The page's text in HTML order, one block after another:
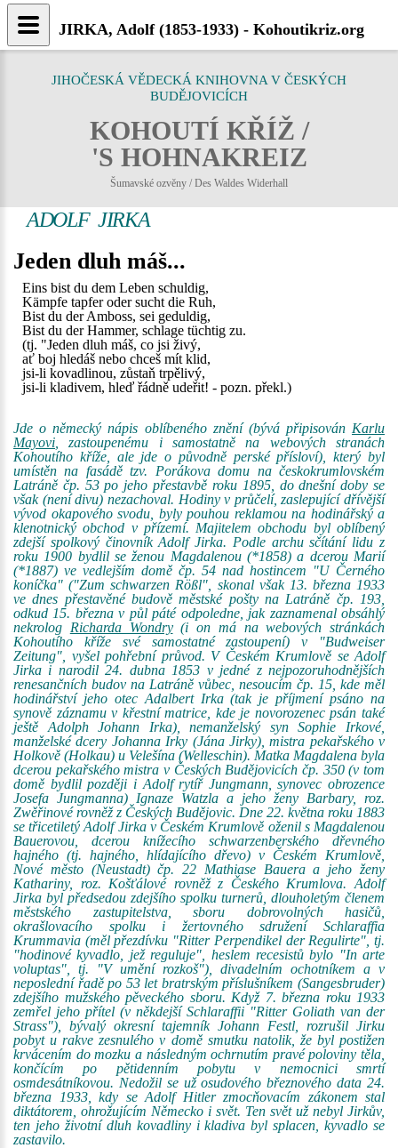
JIHOČESKÁ VĚDECKÁ KNIHOVNA V ČESKÝCH
BUDĚJOVICÍCH
KOHOUTÍ KŘÍŽ /
'S HOHNAKREIZ
Šumavské ozvěny / Des Waldes Widerhall
ADOLF JIRKA
Jeden dluh máš...
Eins bist du dem Leben schuldig,
Kämpfe tapfer oder sucht die Ruh,
Bist du der Amboss, sei geduldig,
Bist du der Hammer, schlage tüchtig zu.
(tj. "Jeden dluh máš, co jsi živý,
ať boj hledáš nebo chceš mít klid,
jsi-li kovadlinou, zůstaň trpělivý,
jsi-li kladivem, hleď řádně udeřit! - pozn. překl.)
Jde o německý nápis oblíbeného znění (bývá připisován Karlu
Mayovi , zastoupenému i samostatně na webových stranách
Kohoutího kříže, ale jde o původně perské přísloví), který byl
umístěn na fasádě tzv. Porákova domu na českokrumlovském
Latráně čp. 53 po jeho přestavbě roku 1895, do dnešní doby se
však (není divu) nezachoval. Hodiny v průčelí, zaslepující dřívější
vývod okapového svodu, byly pouhou reklamou na hodinářský a
klenotnický obchod v přízemí. Majitelem obchodu byl oblíbený
zdejší spolkový činovník Adolf Jirka. Podle archu sčítání lidu z
roku 1900 bydlil se ženou Magdalenou (*1858) a dcerou Marií
(*1887) ve vedlejším domě čp. 54 nad hostincem "U Černého
koníčka" ("Zum schwarzen Rößl", skonal však 13. března 1933
ve dnes přestavěné budově městské pošty na Latráně čp. 193,
odkud 15. března v půl páté odpoledne, jak zaznamenal obsáhlý
nekrolog Richarda Wondry(i on má na webových stránkách
Kohoutího kříže své samostatné zastoupení) v "Budweiser
Zeitung", vyšel pohřební průvod. V Českém Krumlově se Adolf
Jirka i narodil 24. dubna 1853 v jedné z nejpozoruhodnějších
renesančních budov na Latráně vůbec, nesoucím čp. 15, kde měl
hodinářství jeho otec Adalbert Irka (tak je příjmení psáno na
synově záznamu v křestní matrice, kde je novorozenec psán také
ještě Adolph Johann Irka), nemanželský syn Sophie Irkové,
manželské dcery Johanna Irky (Jána Jirky), mistra pekařského v
Holkově (Holkau) u Velešína (Welleschin). Matka Magdalena byla
dcerou pekařského mistra v Českých Budějovicích čp. 350 (v tom
domě bydlil později i Adolf rytíř Jungmann, synovec obrozence
Josefa Jungmanna) Ignaze Watzla a jeho ženy Barbary, roz.
Zwěřinové rovněž z Českých Budějovic. Dne 22. května roku 1883
se třicetiletý Adolf Jirka v Českém Krumlově oženil s Magdalenou
Bauerovou, dcerou knížecího schwarzenberského dřevného
hajného (tj. hajného, hlídajícího dřevo) v Českém Krumlově,
Nové město (Neustadt) čp. 22 Mathiase Bauera a jeho ženy
Kathariny, roz. Košťálové rovněž z Českého Krumlova. Adolf
Jirka byl předsedou zdejšího spolku turnerů, dlouholetým členem
městského zastupitelstva, sboru dobrovolných hasičů,
okrašlovacího spolku i žertovného sdružení Schlaraffia
Krummavia (měl přezdívku "Ritter Perpendikel der Regulirte", tj.
"hodinové kyvadlo, jež reguluje", heslem recesistů bylo "In arte
voluptas", tj. "V umění rozkoš"), divadelním ochotníkem a v
neposlední řadě po 53 let bratrským příslušníkem (Sangesbruder)
zdejšího mužského pěveckého sboru. Když 7. března roku 1933
zemřel jeho přítel (v někdejší Schlaraffii "Ritter Goliath van der
Strass"), bývalý okresní tajemník Johann Festl, rozrušil Jirku
pobyt u rakve zesnulého v domě smutku natolik, že byl postižen
krvácením do mozku a následným ochrnutím pravé poloviny těla,
končícím po pětidenním pobytu v nemocnici smrtí
osmdesátníkovou. Nedožil se už osudového březnového data 24.
března 1933, kdy se Adolf Hitler zmocňovacím zákonem stal
diktátorem, ohrožujícím Německo i svět. Ten svět už nebyl Jirkův,
ten jeho životní dluh kovadliny i kladiva byl splacen, kyvadlo se
zastavilo.
JIRKA, Adolf (1853-1933) - Kohoutikriz.org